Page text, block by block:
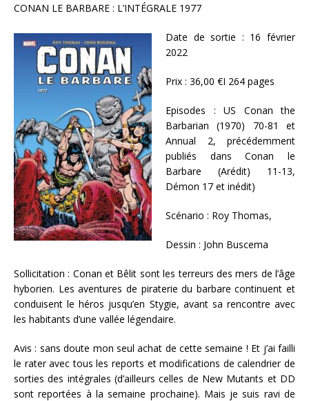
CONAN LE BARBARE : L’INTÉGRALE 1977
Date de sortie : 16 février
2022
Prix : 36,00 €I 264 pages
Episodes : US Conan the
Barbarian (1970) 70-81 et
Annual 2, précédemment
publiés dans Conan le
Barbare (Arédit) 11-13,
Démon 17 et inédit)
Scénario : Roy Thomas,
Dessin : John Buscema
Sollicitation : Conan et Bêlit sont les terreurs des mers de l’âge
hyborien. Les aventures de piraterie du barbare continuent et
conduisent le héros jusqu’en Stygie, avant sa rencontre avec
les habitants d’une vallée légendaire.
Avis : sans doute mon seul achat de cette semaine ! Et j’ai failli
le rater avec tous les reports et modifications de calendrier de
sorties des intégrales (d’ailleurs celles de New Mutants et DD
sont reportées à la semaine prochaine). Mais je suis ravi de